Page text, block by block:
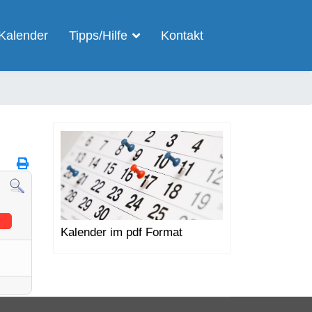
Tipps/Hilfe Kontakt
Kalender im pdf Format